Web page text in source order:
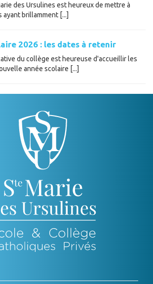
des Ursulines est heureux de mettre à
brillamment [...]
2026 : les dates à retenir
du collège est heureuse d'accueillir les
année scolaire [...]